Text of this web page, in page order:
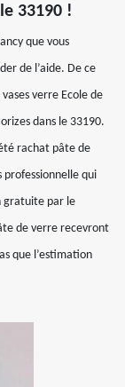
33190 !
que vous
de l’aide. De ce
verre Ecole de
dans le 33190.
rachat pâte de
professionnelle qui
gratuite par le
de verre recevront
que l’estimation